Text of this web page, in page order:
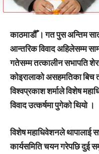
काठमाडौँ । गत पुस अन्तिम
आन्तरिक विवाद अहिलेसम्म
गतेसम्म तत्कालीन सभापति
कोइरालाको असहमतिका बिच
विश्वप्रकाश शर्माले विशेष
विवाद उत्कर्षमा पुगेको थियो ।
विशेष महाधिवेशनले थापालाई
कार्यसमिति चयन गरेपछि दुई